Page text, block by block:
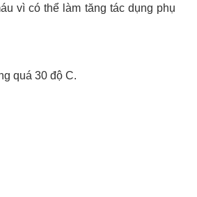
vì có thể làm tăng tác dụng phụ
quá 30 độ C.